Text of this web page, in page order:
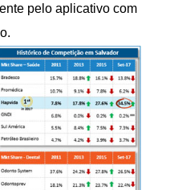
pelo aplicativo com